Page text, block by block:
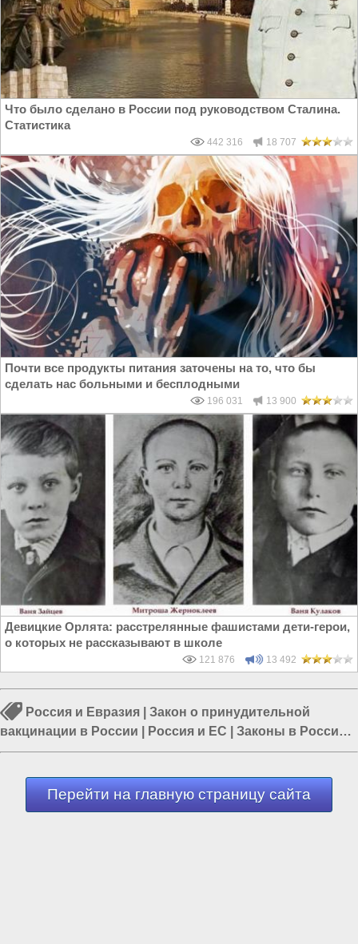
Что было сделано в России под руководством Сталина.
Статистика
442 316 18 707
Почти все продукты питания заточены на то, что бы
сделать нас больными и бесплодными
196 031 13 900
Девицкие Орлята: расстрелянные фашистами дети-герои,
о которых не рассказывают в школе
121 876 13 492
Россия и Евразия
Закон о принудительной
вакцинации в России
Россия и ЕС Законы в России|
Россия и Европа|Принудительная вакцинация в
Перейти на главную страницу сайта